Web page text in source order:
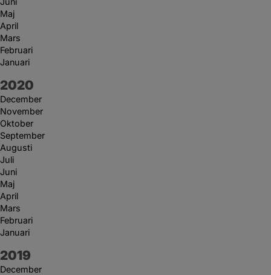
Maj
April
Mars
Februari
Januari
År:
2020
December
November
Oktober
September
Augusti
Juli
Juni
Maj
April
Mars
Februari
Januari
År:
2019
December